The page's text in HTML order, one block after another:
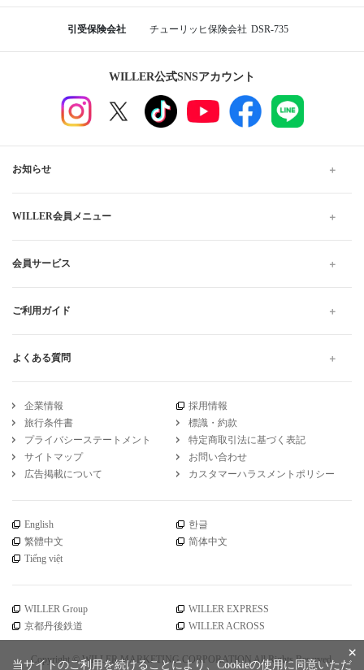
引受保険会社 チューリッヒ保険会社 DSR-735
WILLER公式SNSアカウント
お知らせ
WILLER会員メニュー
会員サービス
ご利用ガイド
よくある質問
企業情報
採用情報
旅行条件書
標識・約款
プライバシーステートメント
特定商取引法に基づく表記
サイトマップ
お問い合わせ
広告掲載について
カスタマーハラスメントポリシー
English
한글
繁體中文
简体中文
Tiếng việt
WILLER Group
WILLER EXPRESS
京都丹後鉄道
WILLER ACROSS
Copyright © WILLER MARKETING CORPORATION All Rights Reserved. ×
当サイトのご利用を続けることにより、Cookieの使用に同意いただ